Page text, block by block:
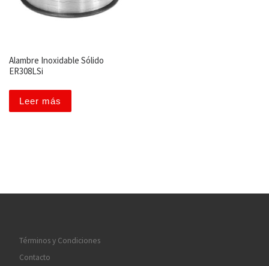
Alambre Inoxidable Sólido
ER308LSi
Leer más
Términos y Condiciones
Contacto